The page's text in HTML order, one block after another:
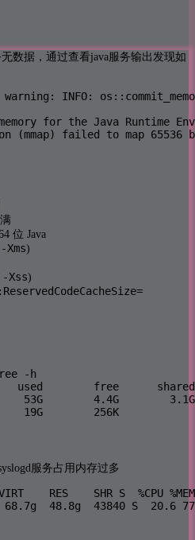
数据，通过查看java服务输出发现如
warning: INFO:
for the Java Runtime
(mmap) failed to map 65536
位 Java
-Xms)
-Xss)
-h
used        free
53G        4.4G
19G        256K
服务占用内存过多
RES    SHR S  %CPU %MEM
48.8g  43840 S  20.6